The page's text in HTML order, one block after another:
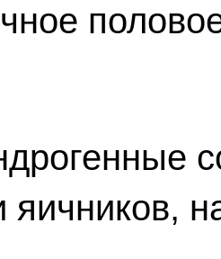
яичников,